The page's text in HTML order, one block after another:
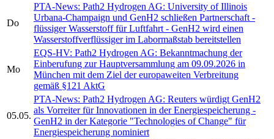
Do
PTA-News: Path2 Hydrogen AG: University of Illinois
Urbana-Champaign und GenH2 schließen Partnerschaft -
flüssiger Wasserstoff für Luftfahrt - GenH2 wird einen
Wasserstoffverflüssiger im Labormaßstab bereitstellen
Mo
EQS-HV: Path2 Hydrogen AG: Bekanntmachung der
Einberufung zur Hauptversammlung am 09.09.2026 in
München mit dem Ziel der europaweiten Verbreitung
gemäß §121 AktG
05.05.
PTA-News: Path2 Hydrogen AG: Reuters würdigt GenH2
als Vorreiter für Innovationen in der Energiespeicherung -
GenH2 in der Kategorie "Technologies of Change" für
Energiespeicherung nominiert